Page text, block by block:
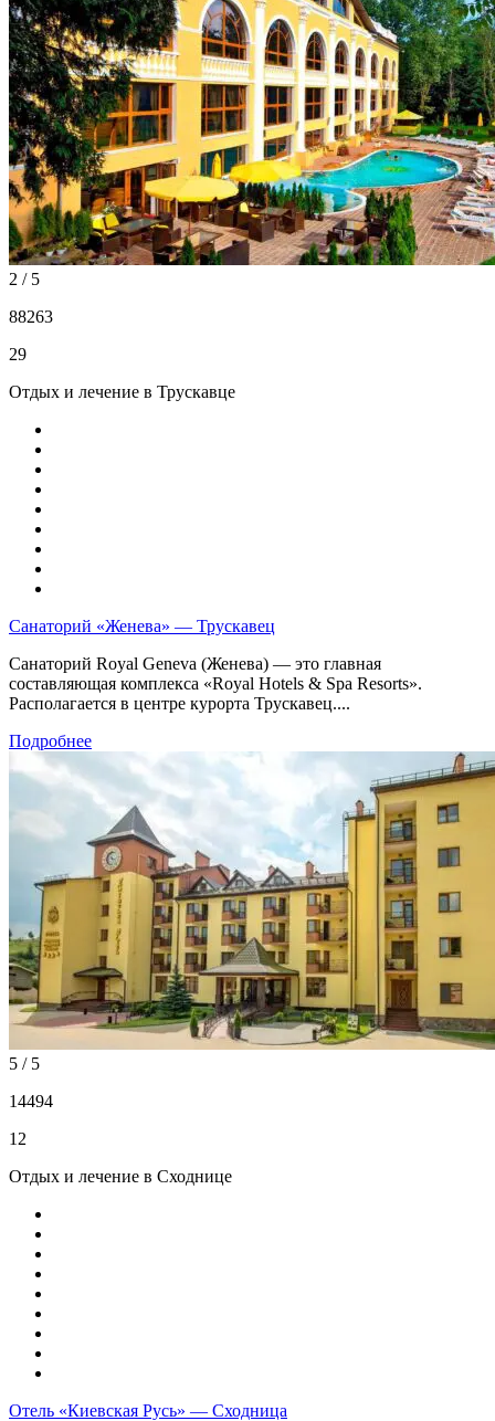
2 / 5
88263
29
Отдых и лечение в Трускавце
Санаторий «Женева» — Трускавец
Санаторий Royal Geneva (Женева) — это главная
составляющая комплекса «Royal Hotels & Spa Resorts».
Располагается в центре курорта Трускавец....
Подробнее
5 / 5
14494
12
Отдых и лечение в Сходнице
Отель «Киевская Русь» — Сходница